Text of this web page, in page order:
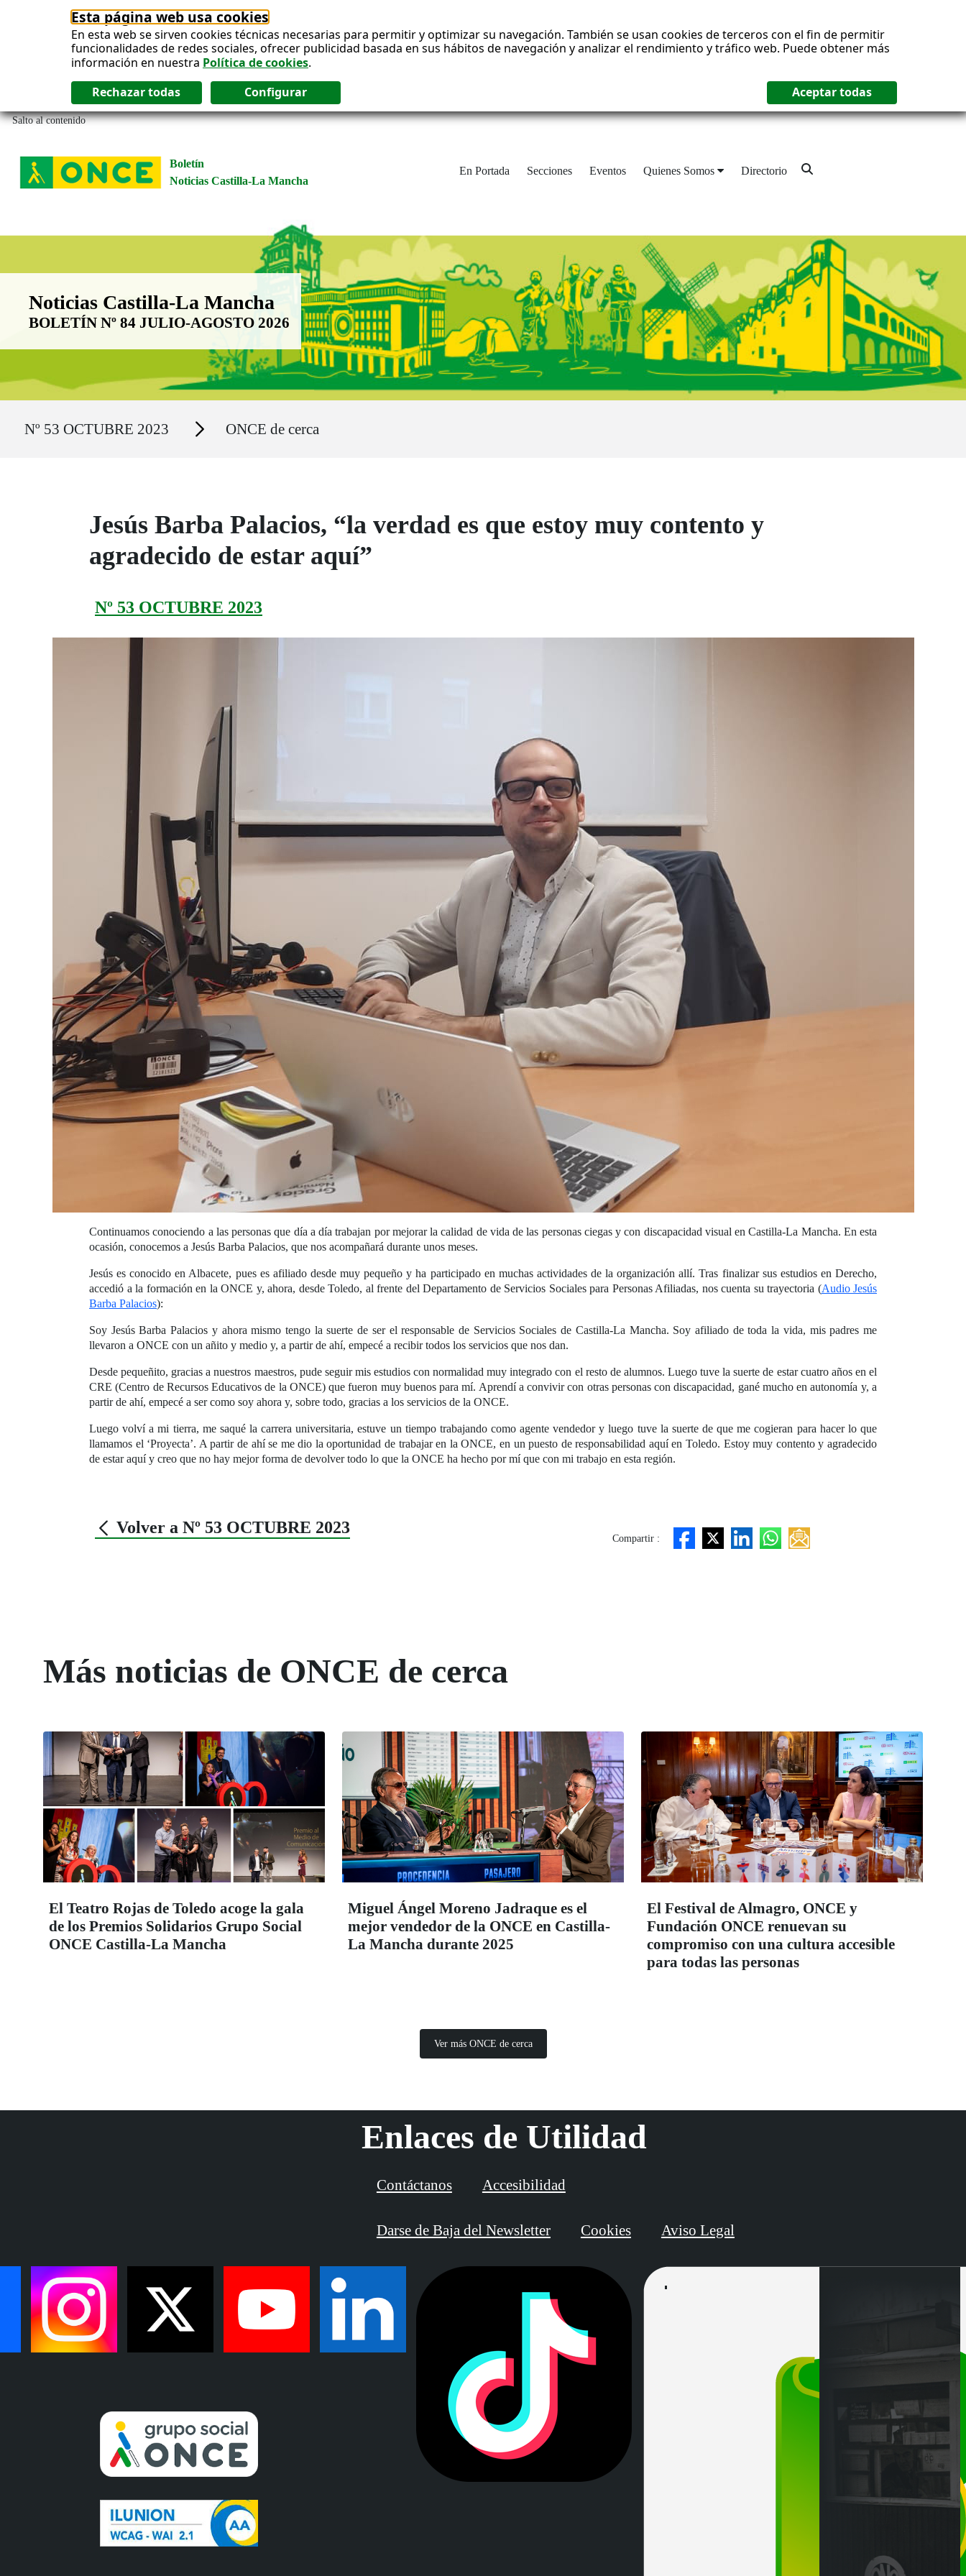
Esta página web usa cookies
En esta web se sirven cookies técnicas necesarias para permitir y optimizar su navegación. También se usan cookies de terceros con el fin de permitir
funcionalidades de redes sociales, ofrecer publicidad basada en sus hábitos de navegación y analizar el rendimiento y tráfico web. Puede obtener más
información en nuestra Política de cookies.
Salto al contenido
Boletín
Noticias Castilla-La Mancha
En Portada Secciones Eventos Quienes Somos Directorio
Boletín Noticias Castilla-La Mancha
Noticias Castilla-La Mancha
BOLETÍN Nº 84 JULIO-AGOSTO 2026
Nº 53 OCTUBRE 2023 Secciones ONCE de cerca
Jesús Barba Palacios, “la verdad es que estoy muy contento y
agradecido de estar aquí”
Nº 53 OCTUBRE 2023
Continuamos conociendo a las personas que día a día trabajan por mejorar la calidad de vida de las personas ciegas y con discapacidad visual en Castilla-La Mancha. En esta
ocasión, conocemos a Jesús Barba Palacios, que nos acompañará durante unos meses.
Jesús es conocido en Albacete, pues es afiliado desde muy pequeño y ha participado en muchas actividades de la organización allí. Tras finalizar sus estudios en Derecho,
accedió a la formación en la ONCE y, ahora, desde Toledo, al frente del Departamento de Servicios Sociales para Personas Afiliadas, nos cuenta su trayectoria (Audio Jesús
Barba Palacios):
Soy Jesús Barba Palacios y ahora mismo tengo la suerte de ser el responsable de Servicios Sociales de Castilla-La Mancha. Soy afiliado de toda la vida, mis padres me
llevaron a ONCE con un añito y medio y, a partir de ahí, empecé a recibir todos los servicios que nos dan.
Desde pequeñito, gracias a nuestros maestros, pude seguir mis estudios con normalidad muy integrado con el resto de alumnos. Luego tuve la suerte de estar cuatro años en el
CRE (Centro de Recursos Educativos de la ONCE) que fueron muy buenos para mí. Aprendí a convivir con otras personas con discapacidad, gané mucho en autonomía y, a
partir de ahí, empecé a ser como soy ahora y, sobre todo, gracias a los servicios de la ONCE.
Luego volví a mi tierra, me saqué la carrera universitaria, estuve un tiempo trabajando como agente vendedor y luego tuve la suerte de que me cogieran para hacer lo que
llamamos el ‘Proyecta’. A partir de ahí se me dio la oportunidad de trabajar en la ONCE, en un puesto de responsabilidad aquí en Toledo. Estoy muy contento y agradecido
de estar aquí y creo que no hay mejor forma de devolver todo lo que la ONCE ha hecho por mí que con mi trabajo en esta región.
Volver a Nº 53 OCTUBRE 2023
Compartir :
Más noticias de ONCE de cerca
El Teatro Rojas de Toledo acoge la gala
de los Premios Solidarios Grupo Social
ONCE Castilla-La Mancha
Miguel Ángel Moreno Jadraque es el
mejor vendedor de la ONCE en Castilla-
La Mancha durante 2025
El Festival de Almagro, ONCE y
Fundación ONCE renuevan su
compromiso con una cultura accesible
para todas las personas
Ver más ONCE de cerca
Enlaces de Utilidad
Contáctanos Accesibilidad
Darse de Baja del Newsletter Cookies Aviso Legal